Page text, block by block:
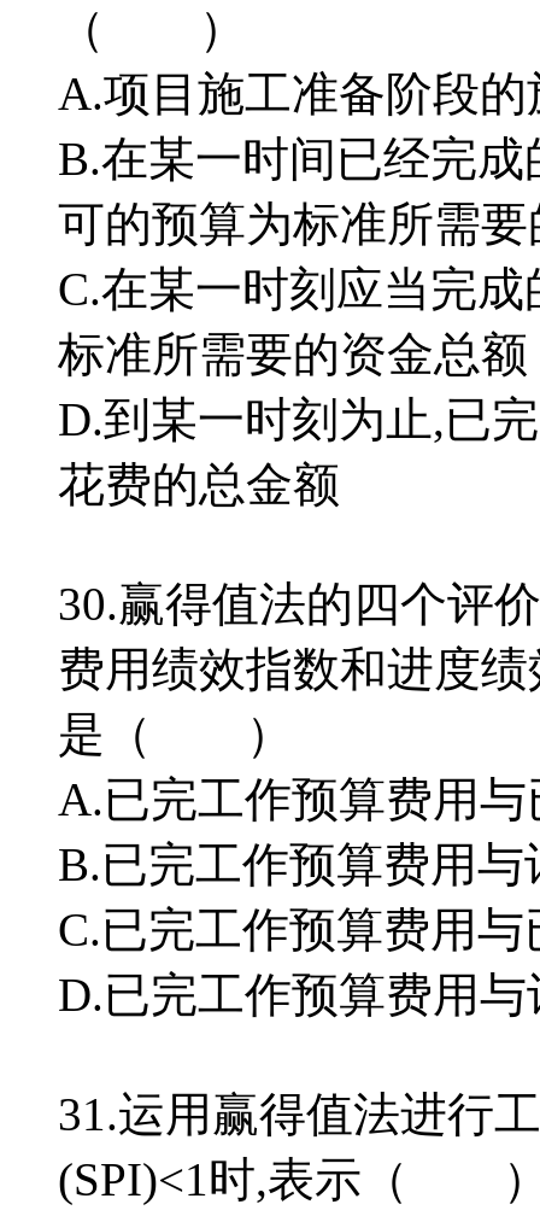
（ ）
A.项目施工准备阶段
B.在某一时间已经完
可的预算为标准所需
C.在某一时刻应当完
标准所需要的资金总额
D.到某一时刻为止,已
花费的总金额
30.赢得值法的四个评
费用绩效指数和进度
是（ ）
A.已完工作预算费用
B.已完工作预算费用
C.已完工作预算费用
D.已完工作预算费用
31.运用赢得值法进行
(SPI)<1时,表示（